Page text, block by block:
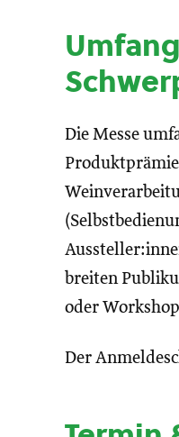
Die Messe
breiten
oder
Der